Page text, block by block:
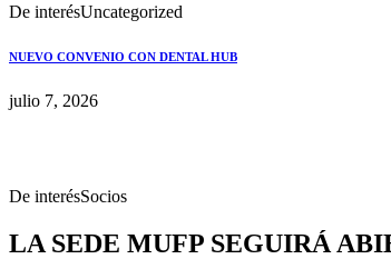
De interésUncategorized
NUEVO CONVENIO CON DENTAL HUB
julio 7, 2026
De interésSocios
LA SEDE MUFP SEGUIRÁ